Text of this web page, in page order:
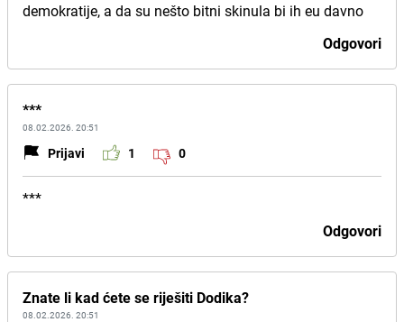
demokratije, a da su nešto bitni skinula bi ih eu davno
Odgovori
***
08.02.2026. 20:51
Prijavi 1 0
***
Odgovori
Znate li kad ćete se riješiti Dodika?
08.02.2026. 20:51